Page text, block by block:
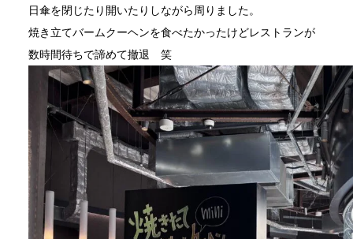
日傘を閉じたり開いたりしながら周りました。
焼き立てバームクーヘンを食べたかったけどレストランが
数時間待ちで諦めて撤退 笑